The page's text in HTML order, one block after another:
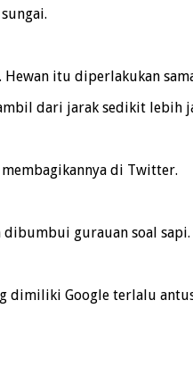
itu diperlakukan
dari jarak sedikit lebih
di Twitter.
gurauan soal sapi.
dimiliki Google terlalu